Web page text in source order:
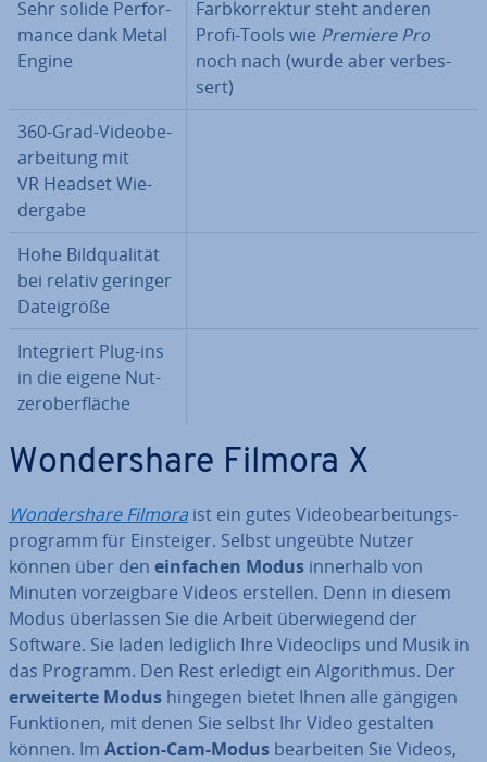
Sehr solide Per­for­
mance dank Metal
Engine
Farb­kor­rek­tur steht anderen
Profi-Tools wie Premiere Pro
noch nach (wurde aber ver­bes­
sert)
360-Grad-Vi­deo­be­
ar­bei­tung mit
VR Headset Wie­
der­ga­be
Hohe Bild­qua­li­tät
bei relativ geringer
Da­tei­grö­ße
In­te­griert Plug-ins
in die eigene Nut­
zer­ober­flä­che
Won­dersha­re Filmora X
Won­dersha­re Filmora ist ein gutes Vi­deo­be­ar­bei­tungs­
pro­gramm für Ein­stei­ger. Selbst ungeübte Nutzer
können über den einfachen Modus innerhalb von
Minuten vor­zeig­ba­re Videos erstellen. Denn in diesem
Modus über­las­sen Sie die Arbeit über­wie­gend der
Software. Sie laden lediglich Ihre Vi­deo­clips und Musik in
das Programm. Den Rest erledigt ein Al­go­rith­mus. Der
er­wei­ter­te Modus hingegen bietet Ihnen alle gängigen
Funk­tio­nen, mit denen Sie selbst Ihr Video gestalten
können. Im Action-Cam-Modus be­ar­bei­ten Sie Videos,